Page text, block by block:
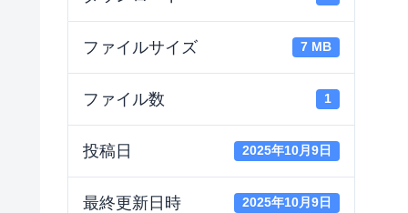
ファイルサイズ 7 MB
ファイル数 1
投稿日 2025年10月9日
最終更新日時 2025年10月9日